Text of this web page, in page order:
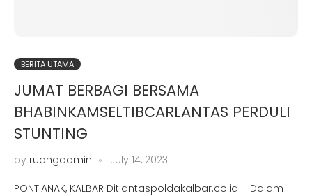
BERITA UTAMA
JUMAT BERBAGI BERSAMA
BHABINKAMSELTIBCARLANTAS PERDULI
STUNTING
by ruangadmin July 14, 2023
PONTIANAK, KALBAR Ditlantaspoldakalbar.co.id – Dalam